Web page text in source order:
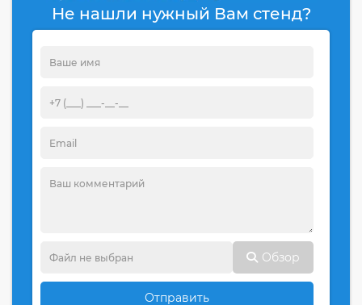
Не нашли нужный Вам стенд?
Обзор
Отправить